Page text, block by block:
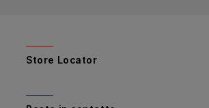
Store Locator